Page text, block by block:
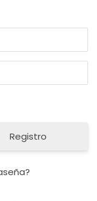
Registro